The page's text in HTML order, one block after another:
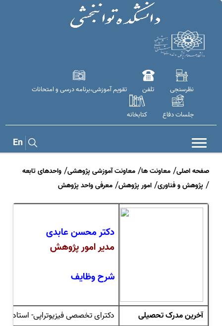
نظرسنجی تلفن تقویم آموزشی،برنامه درسی و امتحانات
جلسات دفاع کتابخانه
En
صفحه اصلی معاونت ها معاونت آموزشی پژوهشی واحدهای تابعه
پژوهش و فناوری امور پژوهش معرفی واحد پژوهش
دکتر محسن عابدی
مدیر امور پژوهش
شرح وظایف
آخرین مدرک تحصیلی
دکترای تخصصی فیزیوتراپی- استادیار